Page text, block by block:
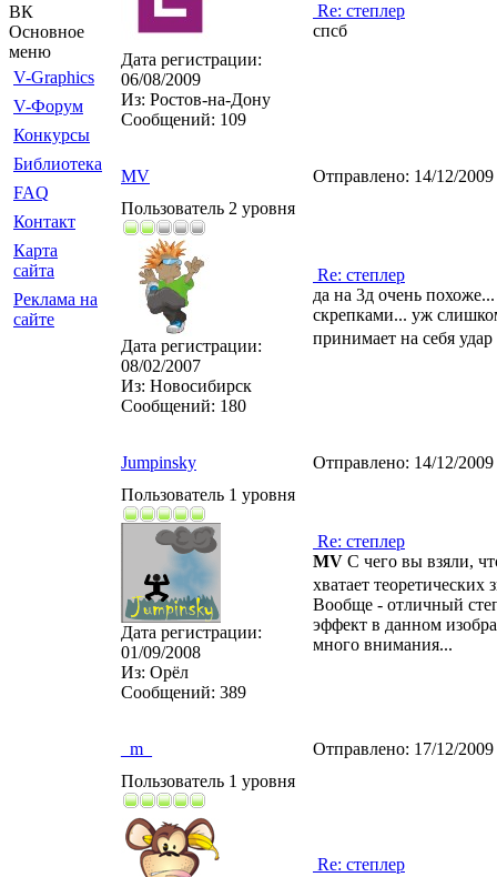
ВК
Основное
меню
V-Graphics
V-Форум
Конкурсы
Библиотека
FAQ
Контакт
Карта
сайта
Реклама на
сайте
Дата регистрации:
06/08/2009
Из: Ростов-на-Дону
Сообщений: 109
Re: степлер
спсб
MV Отправлено: 14/12/
Пользователь 2 уровня
Дата регистрации:
08/02/2007
Из: Новосибирск
Сообщений: 180
Re: степлер
да на 3д очень
скрепками... уж
принимает на себя
Jumpinsky Отправлено: 14/12/
Пользователь 1 уровня
Дата регистрации:
01/09/2008
Из: Орёл
Сообщений: 389
Re: степлер
MV С чего вы взяли,
хватает
Вообще - отличный
эффект в данном
много внимания...
_m_ Отправлено: 17/12/
Пользователь 1 уровня
Re: степлер